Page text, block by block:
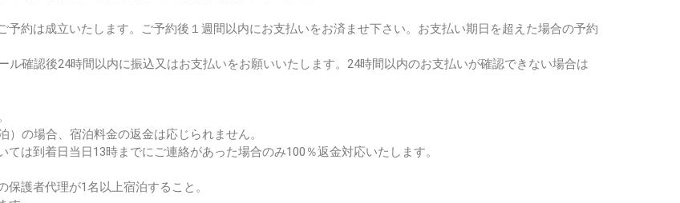
予約は成立いたし ます。ご予約後１週間以内にお支払いをお済ませ下さい。 お支払い期日を超えた場合の予約
ル確認後24時間以内に振込又はお支払いをお願いいたします。 24時間以内のお支払いが確認できない場合は
） の場合、宿泊料金の返金は応じられません。
ては到 着日当日13時までにご連絡があった場合のみ100％返金対応いたします。
保護者代理が1名以上宿泊すること。